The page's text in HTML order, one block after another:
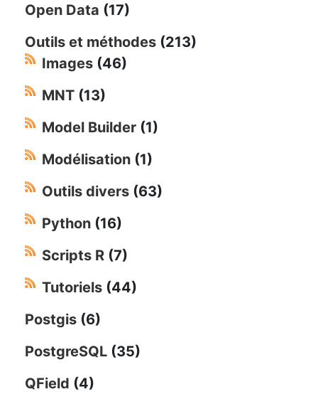
Open Data (17)
Outils et méthodes (213)
Images (46)
MNT (13)
Model Builder (1)
Modélisation (1)
Outils divers (63)
Python (16)
Scripts R (7)
Tutoriels (44)
Postgis (6)
PostgreSQL (35)
QField (4)